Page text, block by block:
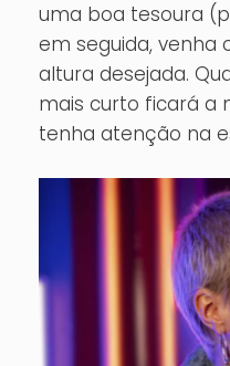
uma boa tesoura
em seguida, venha
altura desejada.
mais curto ficará a
tenha atenção na